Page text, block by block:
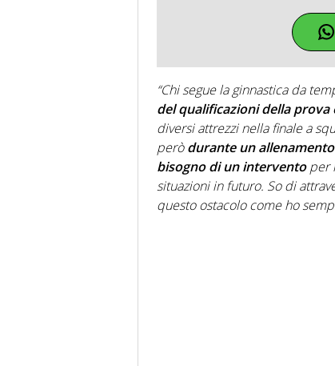
“Chi segue la ginnastica da
del qualificazioni della prova
diversi attrezzi nella finale a
peròdurante un
bisogno di un interventoper
situazioni in futuro. So di
questo ostacolo come ho